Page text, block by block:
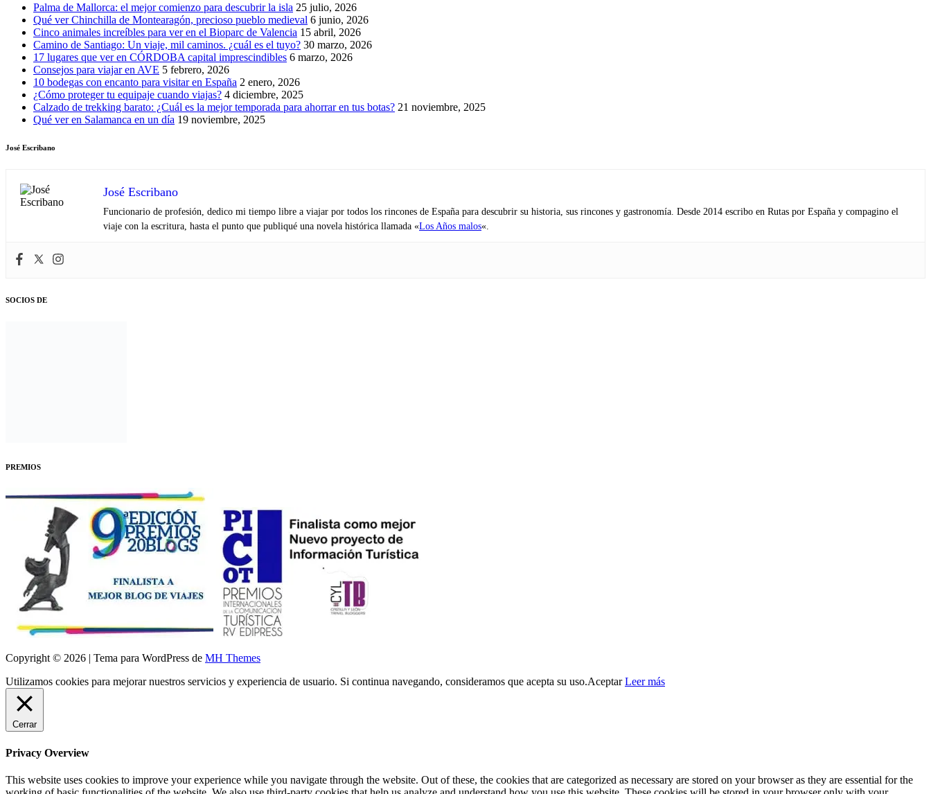
Palma de Mallorca: el mejor comienzo para descubrir la isla 25 julio, 2026
Qué ver Chinchilla de Montearagón, precioso pueblo medieval 6 junio, 2026
Cinco animales increíbles para ver en el Bioparc de Valencia 15 abril, 2026
Camino de Santiago: Un viaje, mil caminos. ¿cuál es el tuyo? 30 marzo, 2026
17 lugares que ver en CÓRDOBA capital imprescindibles 6 marzo, 2026
Consejos para viajar en AVE 5 febrero, 2026
10 bodegas con encanto para visitar en España 2 enero, 2026
¿Cómo proteger tu equipaje cuando viajas? 4 diciembre, 2025
Calzado de trekking barato: ¿Cuál es la mejor temporada para ahorrar en tus botas? 21 noviembre, 2025
Qué ver en Salamanca en un día 19 noviembre, 2025
José Escribano
José Escribano
Funcionario de profesión, dedico mi tiempo libre a viajar por todos los rincones de España para descubrir su historia, sus rincones y gastronomía. Desde 2014 escribo en Rutas por España y compagino el
viaje con la escritura, hasta el punto que publiqué una novela histórica llamada «Los Años malos«.
SOCIOS DE
PREMIOS
Copyright © 2026 | Tema para WordPress de MH Themes
Utilizamos cookies para mejorar nuestros servicios y experiencia de usuario. Si continua navegando, consideramos que acepta su uso.Aceptar Leer más
Cerrar
Privacy Overview
This website uses cookies to improve your experience while you navigate through the website. Out of these, the cookies that are categorized as necessary are stored on your browser as they are essential for the